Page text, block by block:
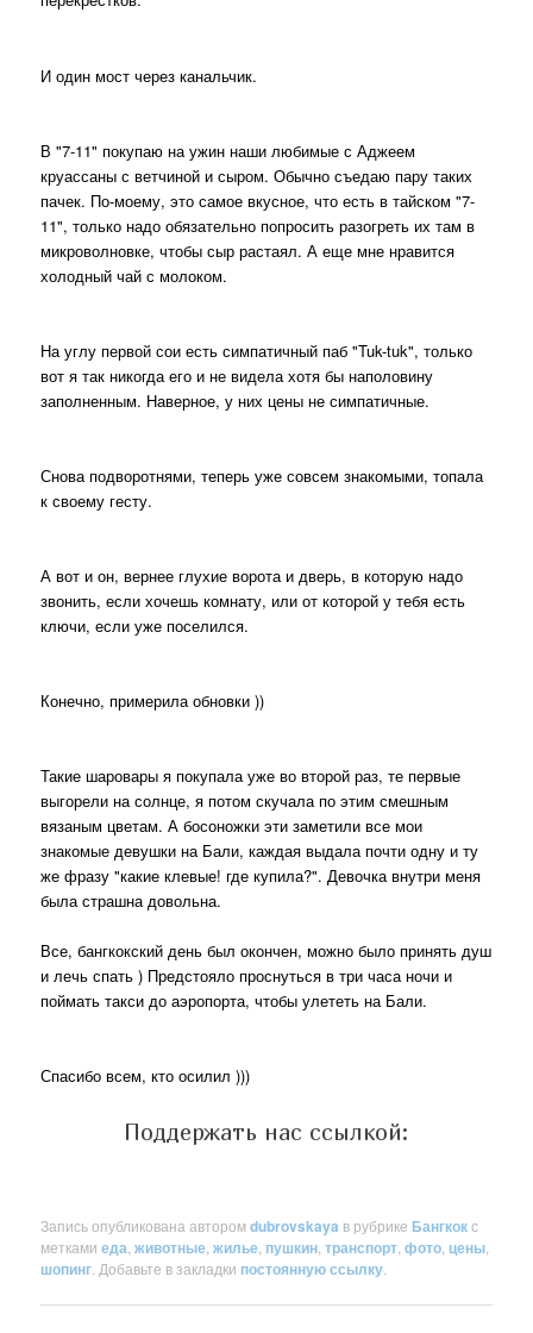
И один мост через канальчик.
В "7-11" покупаю на ужин наши любимые с Аджеем
круассаны с ветчиной и сыром. Обычно съедаю пару таких
пачек. По-моему, это самое вкусное, что есть в тайском "7-
11", только надо обязательно попросить разогреть их там в
микроволновке, чтобы сыр растаял. А еще мне нравится
холодный чай с молоком.
На углу первой сои есть симпатичный паб "Tuk-tuk", только
вот я так никогда его и не видела хотя бы наполовину
заполненным. Наверное, у них цены не симпатичные.
Снова подворотнями, теперь уже совсем знакомыми, топала
к своему гесту.
А вот и он, вернее глухие ворота и дверь, в которую надо
звонить, если хочешь комнату, или от которой у тебя есть
ключи, если уже поселился.
Конечно, примерила обновки ))
Такие шаровары я покупала уже во второй раз, те первые
выгорели на солнце, я потом скучала по этим смешным
вязаным цветам. А босоножки эти заметили все мои
знакомые девушки на Бали, каждая выдала почти одну и ту
же фразу "какие клевые! где купила?". Девочка внутри меня
была страшна довольна.
Все, бангкокский день был окончен, можно было принять душ
и лечь спать ) Предстояло проснуться в три часа ночи и
поймать такси до аэропорта, чтобы улететь на Бали.
Спасибо всем, кто осилил )))
Поддержать нас ссылкой:
Запись опубликована авторомdubrovskaya в рубрикеБангкокс
меткамиеда ,животные ,жилье пушкин ,транспорт ,фото цены
шопинг . Добавьте в закладки постоянную ссылку